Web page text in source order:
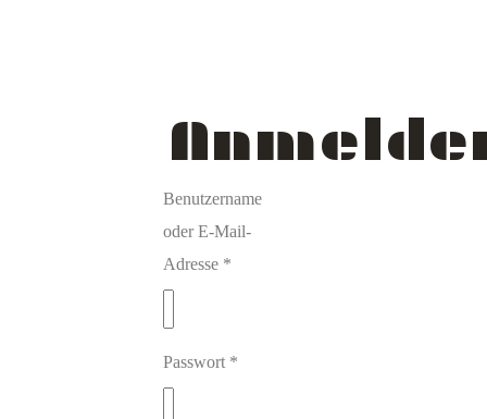
Benutzername
oder E-Mail-
Adresse *
Passwort *